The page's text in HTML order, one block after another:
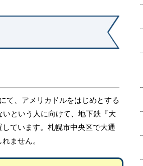
て、アメリカドルをはじめとする
という人に向けて、地下鉄『大
ています。札幌市中央区で大通
ません。